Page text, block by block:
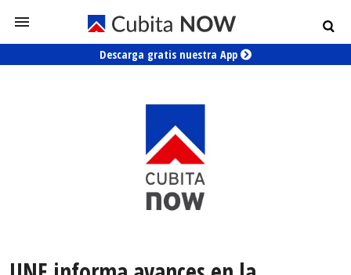
Descarga gratis nuestra App